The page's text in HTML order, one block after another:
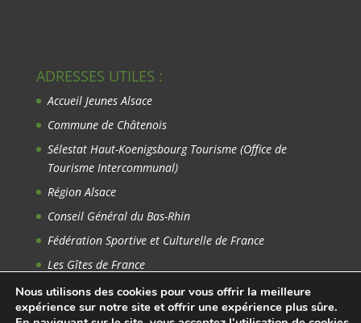
ADRESSES UTILES :
Accueil Jeunes Alsace
Commune de Châtenois
Sélestat Haut-Koenigsbourg Tourisme (Office de
Tourisme Intercommunal)
Région Alsace
Conseil Général du Bas-Rhin
Fédération Sportive et Culturelle de France
Les Gîtes de France
Avant-Garde du Rhin
Nous utilisons des cookies pour vous offrir la meilleure
expérience sur notre site et offrir une expérience plus sûre.